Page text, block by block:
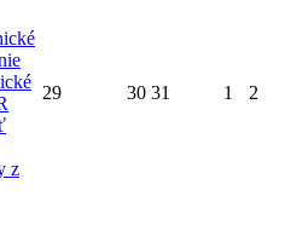
z
29 30 31 1 2